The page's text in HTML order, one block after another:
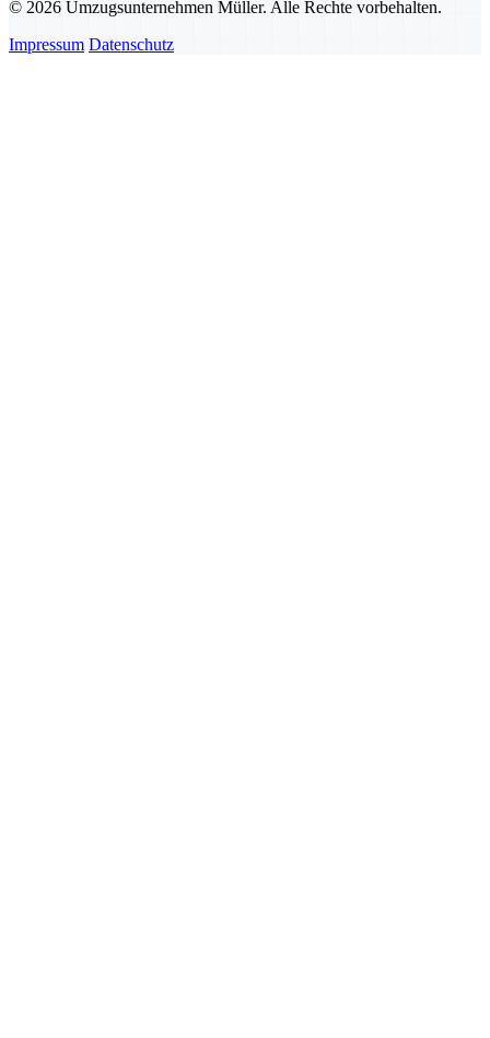
© 2026 Umzugsunternehmen Müller. Alle Rechte vorbehalten.
Impressum Datenschutz